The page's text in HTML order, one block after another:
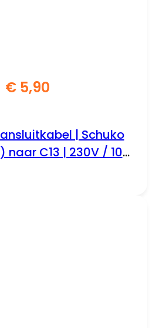
€ 5,90
| Schuko
C13 | 230V / 10A